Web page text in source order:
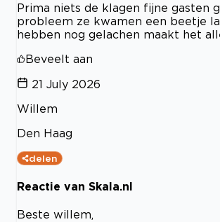
Prima niets de klagen fijne gasten
probleem ze kwamen een beetje
hebben nog gelachen maakt het
Beveelt aan
21 July 2026
Willem
Den Haag
delen
Reactie van Skala.nl
Beste willem,